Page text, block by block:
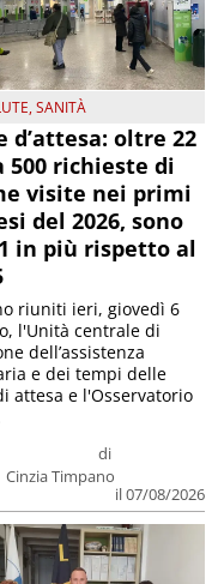
,SANITÀ
d’attesa: oltre 22
500 richieste di
visite nei primi
del 2026, sono
in più rispetto al
di
Cinzia Timpano
il 07/08/2026
riuniti ieri, giovedì 6
l'Unità centrale di
dell’assistenza
e dei tempi delle
attesa e l'Osservatorio